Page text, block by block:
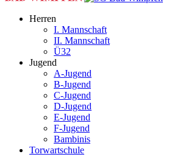
Herren
I. Mannschaft
II. Mannschaft
Ü32
Jugend
A-Jugend
B-Jugend
C-Jugend
D-Jugend
E-Jugend
F-Jugend
Bambinis
Torwartschule